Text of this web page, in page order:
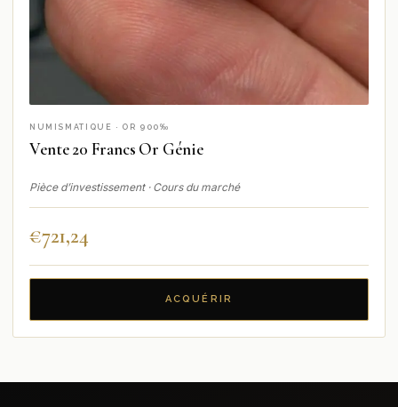
NUMISMATIQUE · OR 900‰
Vente 20 Francs Or Génie
Pièce d’investissement · Cours du marché
€721,24
ACQUÉRIR